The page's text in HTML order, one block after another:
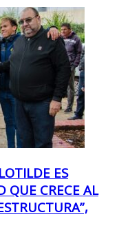
ES
QUE CRECE AL